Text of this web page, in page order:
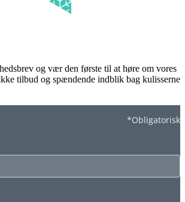
og vær den første til at høre om vores
tilbud og spændende indblik bag kulisserne
*Obligatorisk